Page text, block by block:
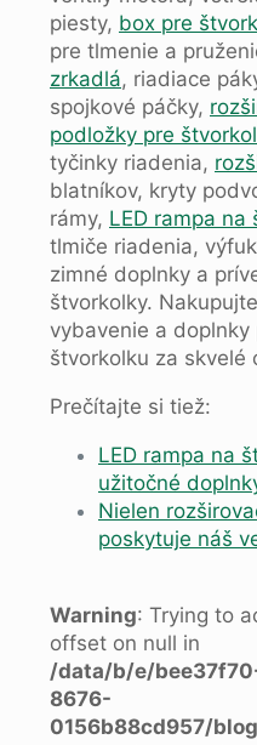
piesty, box pre
pre tlmenie a
zrkadlá, riadiace
spojkové páčky,
podložky pre
tyčinky riadenia,
blatníkov, kryty
rámy, LED rampa na
tlmiče riadenia,
zimné doplnky a
štvorkolky.
vybavenie a doplnky
štvorkolku za skvelé
Prečítajte si tiež:
LED rampa na
užitočné
Nielen
poskytuje náš
Warning: Trying to
offset on null in
/data/b/e/
8676-
0156b88cd957/